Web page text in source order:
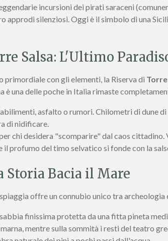
incursioni dei pirati saraceni
approdi silenziosi. Oggi è il simbolo di una
Salsa: L'Ultimo
primordiale con gli elementi, la Riserva di Torre
è una delle poche in Italia rimaste
asfalto o rumori. Chilometri di dune
di nidificare.
chi desidera "scomparire" dal caos
profumo del timo selvatico si fonde con la
Storia Bacia il Mare
offre un connubio unico tra archeologia
finissima protetta da una fitta pineta
mentre sulla sommità i resti del teatro